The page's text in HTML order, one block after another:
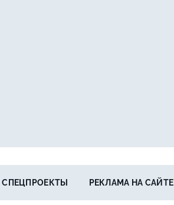
СПЕЦПРОЕКТЫ РЕКЛАМА НА САЙТЕ